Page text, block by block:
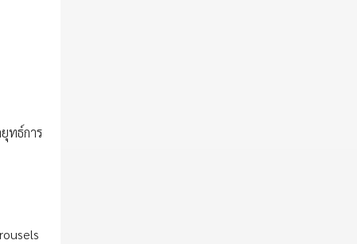
ทธ์การ